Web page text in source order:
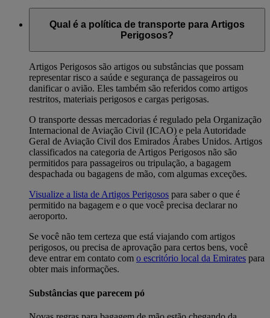
Qual é a política de transporte para Artigos
Perigosos?
Artigos Perigosos são artigos ou substâncias que possam
representar risco a saúde e segurança de passageiros ou
danificar o avião. Eles também são referidos como artigos
restritos, materiais perigosos e cargas perigosas.
O transporte dessas mercadorias é regulado pela Organização
Internacional de Aviação Civil (ICAO) e pela Autoridade
Geral de Aviação Civil dos Emirados Árabes Unidos. Artigos
classificados na categoria de Artigos Perigosos não são
permitidos para passageiros ou tripulação, a bagagem
despachada ou bagagens de mão, com algumas exceções.
Visualize a lista de Artigos Perigosos para saber o que é
permitido na bagagem e o que você precisa declarar no
aeroporto.
Se você não tem certeza que está viajando com artigos
perigosos, ou precisa de aprovação para certos bens, você
deve entrar em contato com o escritório local da Emirates para
obter mais informações.
Substâncias que parecem pó